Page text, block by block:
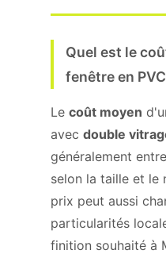
Quel est le
fenêtre en
Le coût moyen
avec double
généralement
selon la taille et le
prix peut aussi
particularités
finition souhaité à